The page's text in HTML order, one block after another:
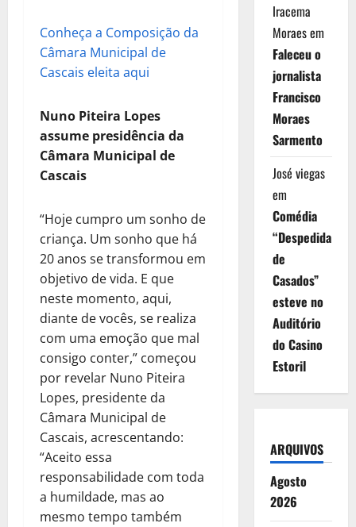
Conheça a Composição da
Câmara Municipal de
Cascais eleita aqui
Nuno Piteira Lopes
assume presidência da
Câmara Municipal de
Cascais
“Hoje cumpro um sonho de
criança. Um sonho que há
20 anos se transformou em
objetivo de vida. E que
neste momento, aqui,
diante de vocês, se realiza
com uma emoção que mal
consigo conter,” começou
por revelar Nuno Piteira
Lopes, presidente da
Câmara Municipal de
Cascais, acrescentando:
“Aceito essa
responsabilidade com toda
a humildade, mas ao
mesmo tempo também
Iracema
Moraesem
Faleceu o
jornalista
Francisco
Moraes
Sarmento
José viegas
em
Comédia
“Despedida
de
Casados”
esteve no
Auditório
do Casino
Estoril
ARQUIVOS
Agosto
2026